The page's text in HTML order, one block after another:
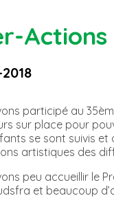
participé au
sur place pour
se sont suivis
artistiques des
peu accueillir le
et beaucoup